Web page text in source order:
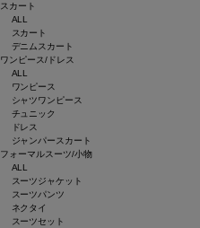
スカート
ALL
スカート
デニムスカート
ワンピース/ドレス
ALL
ワンピース
シャツワンピース
チュニック
ドレス
ジャンパースカート
フォーマルスーツ/小物
ALL
スーツジャケット
スーツパンツ
ネクタイ
スーツセット